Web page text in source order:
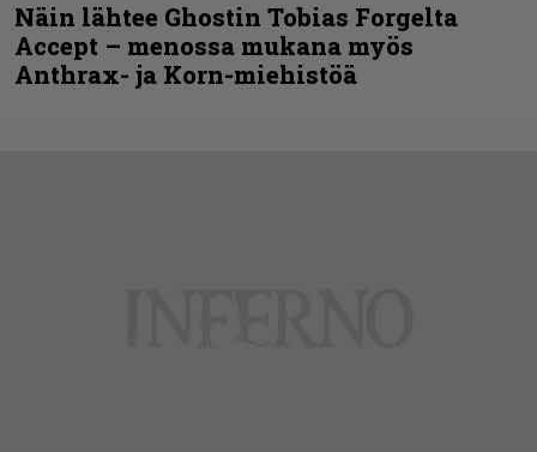
Näin lähtee Ghostin Tobias Forgelta
Accept – menossa mukana myös
Anthrax- ja Korn-miehistöä